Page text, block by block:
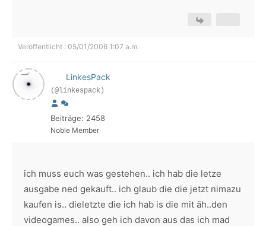
Veröffentlicht : 05/01/2006 1:07 a.m.
LinkesPack
(@linkespack)
Beiträge: 2458
Noble Member
ich muss euch was gestehen.. ich hab die letze
ausgabe ned gekauft.. ich glaub die die jetzt nimazu
kaufen is.. dieletzte die ich hab is die mit äh..den
videogames.. also geh ich davon aus das ich mad